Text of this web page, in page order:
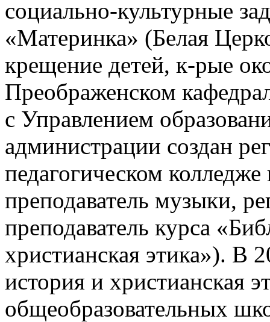
социально-культурные
«Материнка» (Белая
крещение детей, к-рые
Преображенском
с Управлением
администрации создан
педагогическом
преподаватель музыки,
преподаватель курса
христианская этика»). В
история и христианская
общеобразовательных